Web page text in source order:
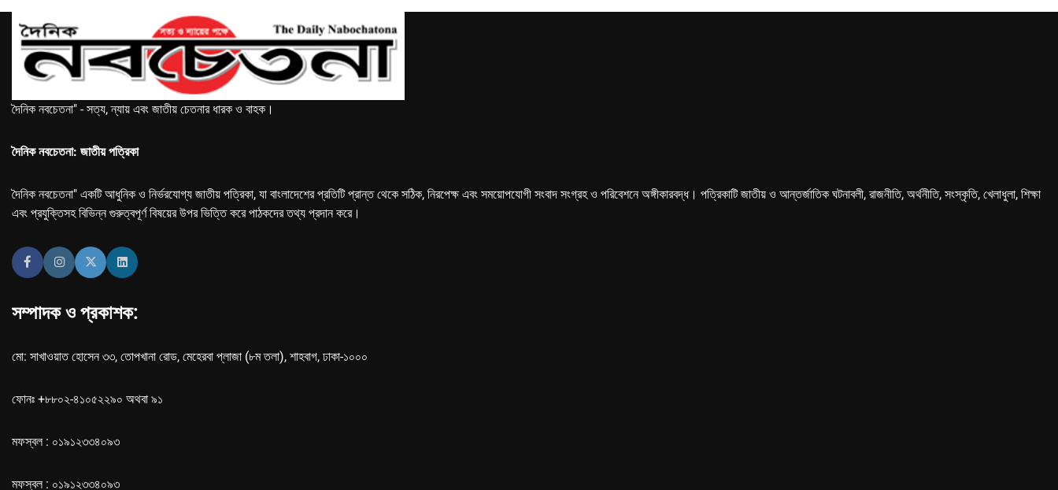
দৈনিক নবচেতনা" - সত্য, ন্যায় এবং জাতীয় চেতনার ধারক ও বাহক।
দৈনিক নবচেতনা: জাতীয় পত্রিকা
দৈনিক নবচেতনা" একটি আধুনিক ও নির্ভরযোগ্য জাতীয় পত্রিকা, যা বাংলাদেশের প্রতিটি প্রান্ত থেকে সঠিক, নিরপেক্ষ এবং সময়োপযোগী সংবাদ সংগ্রহ ও পরিবেশনে অঙ্গীকারবদ্ধ। পত্রিকাটি জাতীয় ও আন্তর্জাতিক ঘটনাবলী, রাজনীতি, অর্থনীতি, সংস্কৃতি, খেলাধুলা, শিক্ষা
এবং প্রযুক্তিসহ বিভিন্ন গুরুত্বপূর্ণ বিষয়ের উপর ভিত্তি করে পাঠকদের তথ্য প্রদান করে।
সম্পাদক ও প্রকাশক:
মো: সাখাওয়াত হোসেন ৩৩, তোপখানা রোড, মেহেরবা প্লাজা (৮ম তলা), শাহবাগ, ঢাকা-১০০০
ফোনঃ +৮৮০২-৪১০৫২২৯০ অথবা ৯১
মফস্বল : ০১৯১২৩৩৪০৯৩
মফস্বল : ০১৯১২৩৩৪০৯৩